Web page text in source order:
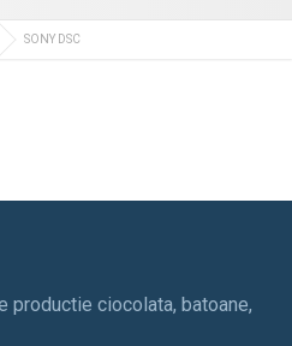
SONY DSC
productie ciocolata, batoane,